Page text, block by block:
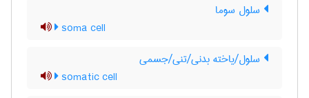
سلول سوما
soma cell
سلول/یاخته بدنی/تنی/جسمی
somatic cell